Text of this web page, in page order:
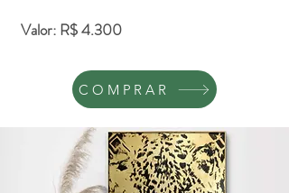
Valor: R$ 4.300
COMPRAR